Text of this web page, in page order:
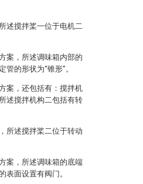
述搅拌桨一位于电机二
案，所述调味箱内部的
的形状为“锥形”。
案，还包括有：搅拌机
述搅拌机构二包括有转
所述搅拌桨二位于转动
案，所述调味箱的底端
表面设置有阀门。